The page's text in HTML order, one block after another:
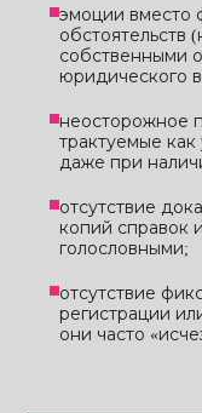
эмоции вместо
обстоятельств
собственными
юридического
неосторожное
трактуемые
даже при
отсутствие
копий справок
голословными;
отсутствие
регистрации
они часто